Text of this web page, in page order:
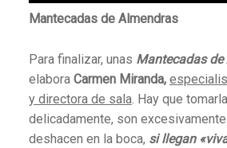
Mantecadas de Almendras
Para finalizar, unas Mantecadas de
elabora Carmen Miranda,
y directora de sala. Hay que
delicadamente, son
deshacen en la boca, si llegan